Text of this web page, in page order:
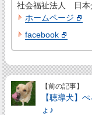
社会福祉法人 日本
ホームページ
facebook
【前の記事】
【聴導犬】
ょ♪